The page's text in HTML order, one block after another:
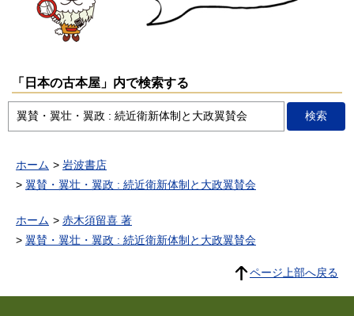
「日本の古本屋」内で検索する
ホーム
岩波書店
翼賛・翼壮・翼政 : 続近衛新体制と大政翼賛会
ホーム
赤木須留喜 著
翼賛・翼壮・翼政 : 続近衛新体制と大政翼賛会
ページ上部へ戻る